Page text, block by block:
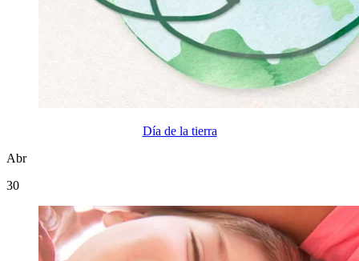
Día de la tierra
Abr
30